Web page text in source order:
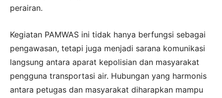
perairan.
Kegiatan PAMWAS ini tidak hanya berfungsi sebagai
pengawasan, tetapi juga menjadi sarana komunikasi
langsung antara aparat kepolisian dan masyarakat
pengguna transportasi air. Hubungan yang harmonis
antara petugas dan masyarakat diharapkan mampu